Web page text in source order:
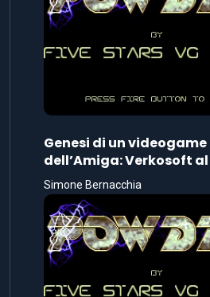
Genesi di un
dell’Amiga: Verkosoft
Simone Bernacchia